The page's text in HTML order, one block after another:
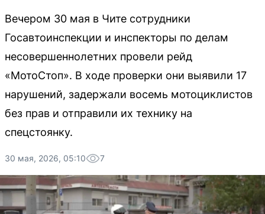
Вечером 30 мая в Чите сотрудники
Госавтоинспекции и инспекторы по делам
несовершеннолетних провели рейд
«МотоСтоп». В ходе проверки они выявили 17
нарушений, задержали восемь мотоциклистов
без прав и отправили их технику на
спецстоянку.
30 мая, 2026, 05:10 7